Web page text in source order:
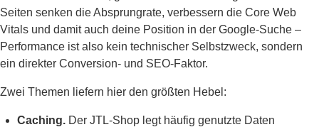
Seiten senken die Absprungrate, verbessern die Core Web
Vitals und damit auch deine Position in der Google-Suche –
Performance ist also kein technischer Selbstzweck, sondern
ein direkter Conversion- und SEO-Faktor.
Zwei Themen liefern hier den größten Hebel:
Caching. Der JTL-Shop legt häufig genutzte Daten